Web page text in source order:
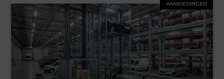
AANBIEDINGEN